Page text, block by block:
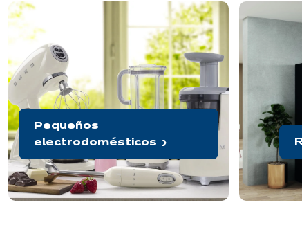
Pequeños
electrodomésticos